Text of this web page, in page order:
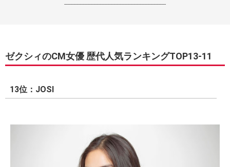
------------------------------------------------------------------
ゼクシィのCM女優 歴代人気ランキングTOP13-11
13位：JOSI